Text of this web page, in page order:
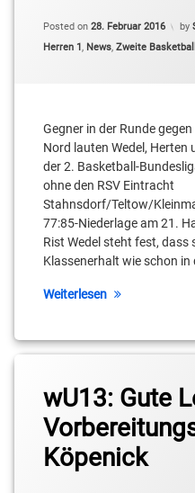
Posted on 28. Februar 2016 by
Categories:
Herren 1, News, Zweite
Gegner in der Runde
Nord lauten Wedel, Herten
der 2. Basketball-
ohne den RSV Eintracht
Stahnsdorf/Teltow/
77:85-Niederlage am 21.
Rist Wedel steht fest, dass
Klassenerhalt wie schon in
Weiterlesen
wU13: Gute
Köpenick